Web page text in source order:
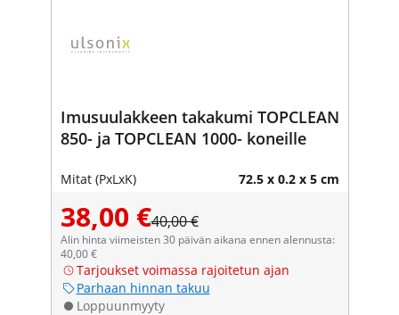
Imusuulakkeen takakumi TOPCLEAN
850- ja TOPCLEAN 1000- koneille
Mitat (PxLxK) 72.5 x 0.2 x 5 cm
38,00 €40,00 €
Alin hinta viimeisten 30 päivän aikana ennen alennusta:
40,00 €
Tarjoukset voimassa rajoitetun ajan
Parhaan hinnan takuu
Loppuunmyyty